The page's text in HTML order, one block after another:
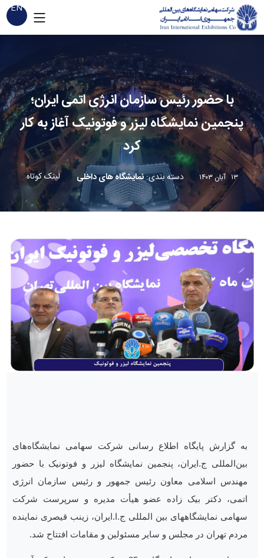
EN
با حضور رئیس سازمان انرژی اتمی ایران؛
پنجمین نمایشگاه لیزر و فوتونیک آغاز به کار
کرد
۱۳ آبان ۱۴۰۳ دسته بندی:نمایشگاه های داخلی لینک کوتاه
به گزارش پایگاه اطلاع رسانی شرکت سهامی نمایشگاه‌های
بین‌المللی ج.ایران، پنجمین نمایشگاه لیزر و فوتونیک با حضور
مهندس اسلامی معاون رئیس جمهور و رئیس سازمان انرژی
اتمی، دکتر بیک زاده عضو هیأت مدیره و سرپرست شرکت
سهامی نمایشگاههای بین المللی ج.ا.ایران، زینب قیصری نماینده
مردم تهران در مجلس و سایر مسئولین و مقامات افتتاح شد.